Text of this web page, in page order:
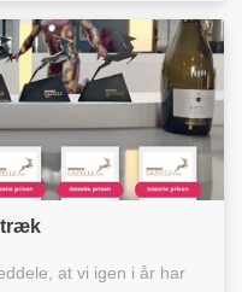
træk
at vi igen i år har